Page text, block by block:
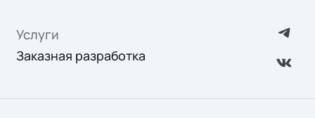
Услуги
Заказная разработка